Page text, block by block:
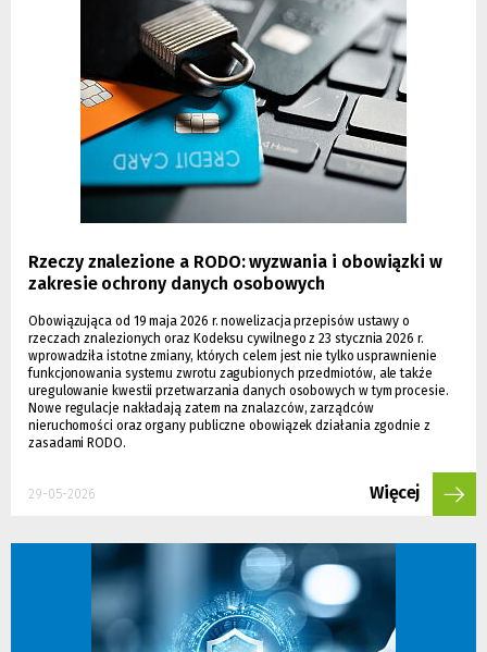
Rzeczy znalezione a RODO: wyzwania i obowiązki w
zakresie ochrony danych osobowych
Obowiązująca od 19 maja 2026 r. nowelizacja przepisów ustawy o
rzeczach znalezionych oraz Kodeksu cywilnego z 23 stycznia 2026 r.
wprowadziła istotne zmiany, których celem jest nie tylko usprawnienie
funkcjonowania systemu zwrotu zagubionych przedmiotów, ale także
uregulowanie kwestii przetwarzania danych osobowych w tym procesie.
Nowe regulacje nakładają zatem na znalazców, zarządców
nieruchomości oraz organy publiczne obowiązek działania zgodnie z
zasadami RODO.
29-05-2026 Więcej